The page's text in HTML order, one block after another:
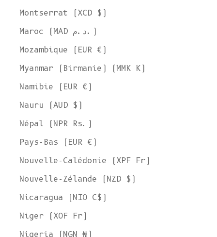
Montserrat (XCD $)
Maroc (MAD د.م.)
Mozambique (EUR €)
Myanmar (Birmanie) (MMK K)
Namibie (EUR €)
Nauru (AUD $)
Népal (NPR Rs.)
Pays-Bas (EUR €)
Nouvelle-Calédonie (XPF Fr)
Nouvelle-Zélande (NZD $)
Nicaragua (NIO C$)
Niger (XOF Fr)
Nigeria (NGN ₦)
Currency